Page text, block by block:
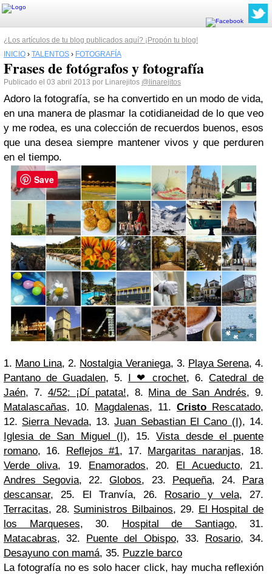
¿Los artículos de tu blog publicados aquí? ¡Propón tu blog!
INICIO › TALENTOS › FOTOGRAFÍA
Frases de fotógrafos y fotografía
Publicado el 03 abril 2013 por Linarejitos @linarejitos
Adoro la fotografía, se ha convertido en un modo de vida,
en una manera de plasmar la cotidianeidad de lo que veo
y me rodea, es una colección de recuerdos buenos, esos
que una desea siempre mantener vivos y que perduren
en el tiempo.
1. Mano Lina, 2. Nostalgia Veraniega, 3. Playa Serena, 4.
Pantano de Guadalen, 5. I ❤ crochet, 6.Catedral de
Jaén, 7. 4/52: ¡Dí patata!, 8. Mina de San Andrés, 9.
Matalascañas, 10. Magdalenas, 11. Cristo Rescatado,
12. Sierra Nevada, 13.Juan Sebastian El Cano (I), 14.
Iglesia de San Miguel (I), 15.Vista desde el puente
romano, 16. Reflejos #1, 17. Margaritas naranjas, 18.
Verde oliva, 19. Enamorados, 20. El Acueducto, 21.
Andres Segovia, 22.Globos, 23. Pequeña, 24. Para
descansar, 25. El Tranvía, 26. Rosario y vela, 27.
Terracitas, 28. Suministros Bilbainos, 29. El Hospital de
los Marqueses, 30. Hospital de Santiago, 31.
Matacabras, 32. Puente del Obispo, 33. Rosario, 34.
Desayuno con mamá, 35. Puzzle barco
La fotografía no es solo hacer click, hay mucha reflexión
Save